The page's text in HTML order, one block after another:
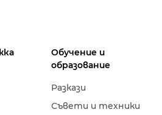
Обучение и
образование
Разкази
Съвети и техники